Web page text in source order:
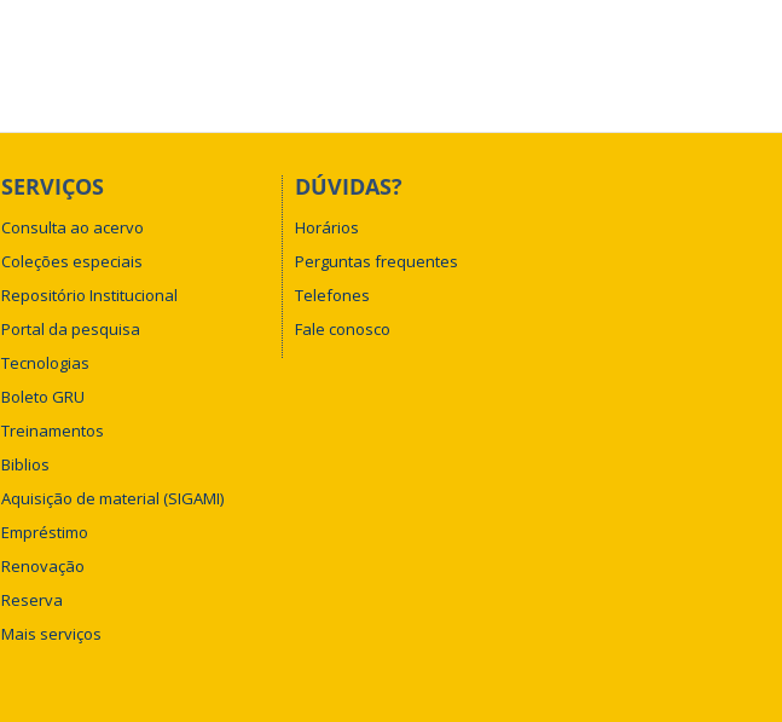
SERVIÇOS
Consulta ao acervo
Coleções especiais
Repositório Institucional
Portal da pesquisa
Tecnologias
Boleto GRU
Treinamentos
Biblios
Aquisição de material (SIGAMI)
Empréstimo
Renovação
Reserva
Mais serviços
DÚVIDAS?
Horários
Perguntas frequentes
Telefones
Fale conosco